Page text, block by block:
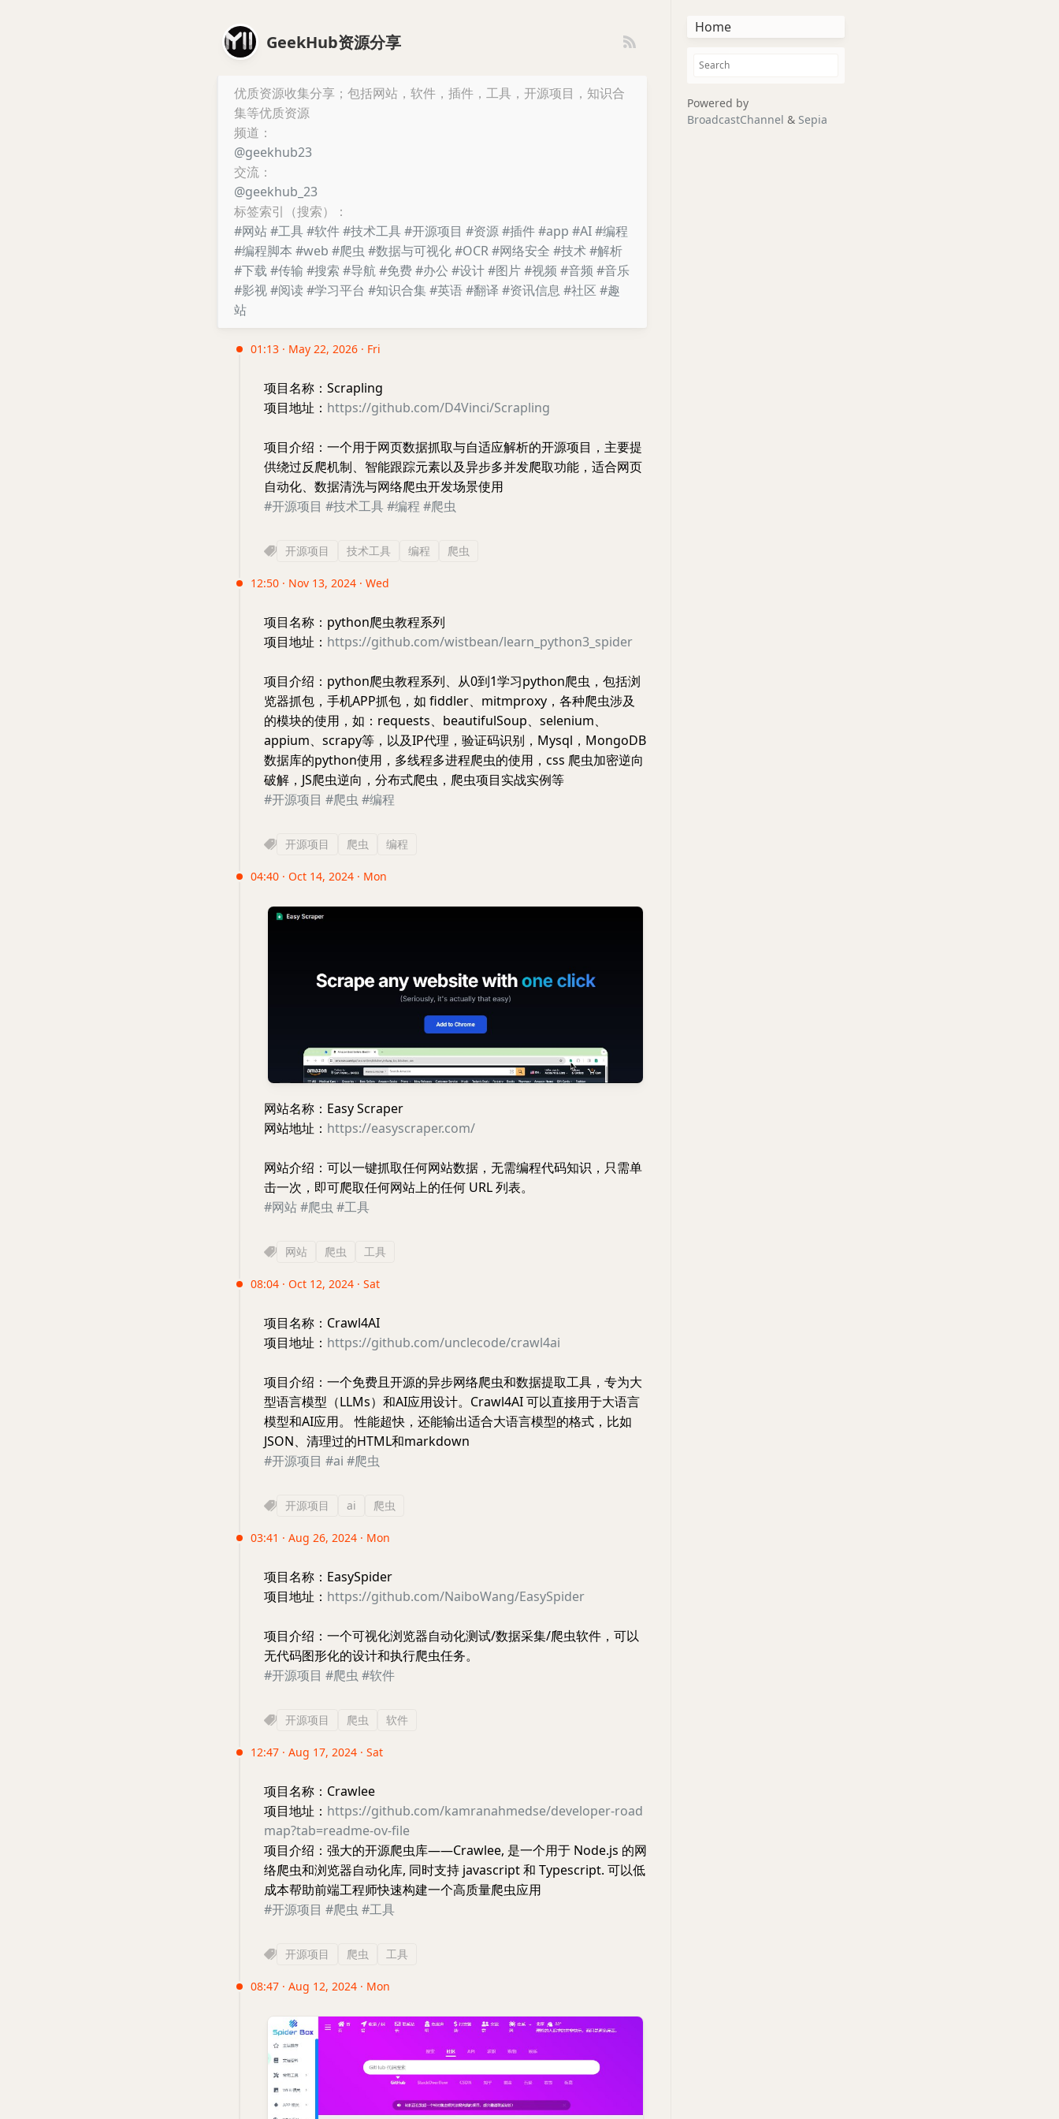
GeekHub资源分享
优质资源收集分享；包括网站，软件，插件，工具，开源项目，知识合
集等优质资源
频道：
@geekhub23
交流：
@geekhub_23
标签索引（搜索）：
#网站#工具#软件#技术工具#开源项目 #资源#插件#app #AI#编程
#编程脚本 #web #爬虫 #数据与可视化#OCR#网络安全 #技术#解析
#下载 #传输 #搜索 #导航#免费#办公 #设计#图片#视频 #音频 #音乐
#影视#阅读 #学习平台 #知识合集#英语#翻译 #资讯信息 #社区 #趣
站
01:13 · May 22, 2026 · Fri
项目名称：Scrapling
项目地址： https://github.com/D4Vinci/Scrapling
项目介绍：一个用于网页数据抓取与自适应解析的开源项目，主要提
供绕过反爬机制、智能跟踪元素以及异步多并发爬取功能，适合网页
自动化、数据清洗与网络爬虫开发场景使用
#开源项目 #技术工具#编程 #爬虫
开源项目 技术工具 编程 爬虫
12:50 · Nov 13, 2024 · Wed
项目名称：python爬虫教程系列
项目地址： https://github.com/wistbean/learn_python3_spider
项目介绍：python爬虫教程系列、从0到1学习python爬虫，包括浏
览器抓包，手机APP抓包，如 fiddler、mitmproxy，各种爬虫涉及
的模块的使用，如：requests、beautifulSoup、selenium、
appium、scrapy等，以及IP代理，验证码识别，Mysql，MongoDB
数据库的python使用，多线程多进程爬虫的使用，css 爬虫加密逆向
破解，JS爬虫逆向，分布式爬虫，爬虫项目实战实例等
#开源项目 #爬虫 #编程
开源项目 爬虫 编程
04:40 · Oct 14, 2024 · Mon
网站名称：Easy Scraper
网站地址： https://easyscraper.com/
网站介绍：可以一键抓取任何网站数据，无需编程代码知识，只需单
击一次，即可爬取任何网站上的任何 URL 列表。
#网站#爬虫 #工具
网站 爬虫 工具
08:04 · Oct 12, 2024 · Sat
项目名称：Crawl4AI
项目地址： https://github.com/unclecode/crawl4ai
项目介绍：一个免费且开源的异步网络爬虫和数据提取工具，专为大
型语言模型（LLMs）和AI应用设计。Crawl4AI 可以直接用于大语言
模型和AI应用。 性能超快，还能输出适合大语言模型的格式，比如
JSON、清理过的HTML和markdown
#开源项目 #ai #爬虫
开源项目 ai 爬虫
03:41 · Aug 26, 2024 · Mon
项目名称：EasySpider
项目地址： https://github.com/NaiboWang/EasySpider
项目介绍：一个可视化浏览器自动化测试/数据采集/爬虫软件，可以
无代码图形化的设计和执行爬虫任务。
#开源项目 #爬虫 #软件
开源项目 爬虫 软件
12:47 · Aug 17, 2024 · Sat
项目名称：Crawlee
项目地址： https://github.com/kamranahmedse/developer-road
map?tab=readme-ov-file
项目介绍：强大的开源爬虫库——Crawlee, 是一个用于 Node.js 的网
络爬虫和浏览器自动化库, 同时支持 javascript 和 Typescript. 可以低
成本帮助前端工程师快速构建一个高质量爬虫应用
#开源项目 #爬虫 #工具
开源项目 爬虫 工具
08:47 · Aug 12, 2024 · Mon
Home
Powered by
BroadcastChannel & Sepia